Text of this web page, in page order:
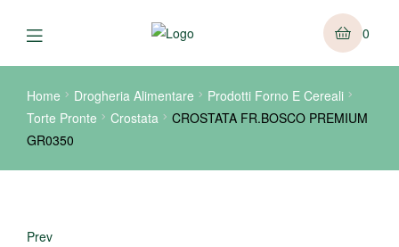
0
Home Drogheria Alimentare
Prodotti Forno E Cereali
Torte Pronte
Crostata
CROSTATA FR.BOSCO PREMIUM
GR0350
Prev